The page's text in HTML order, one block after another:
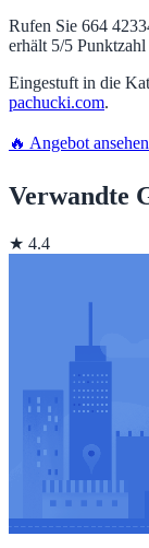
Rufen Sie 664
erhält 5/5
Eingestuft in die
pachucki.com.
🔥 Angebot ansehen
Verwandte
★ 4.4